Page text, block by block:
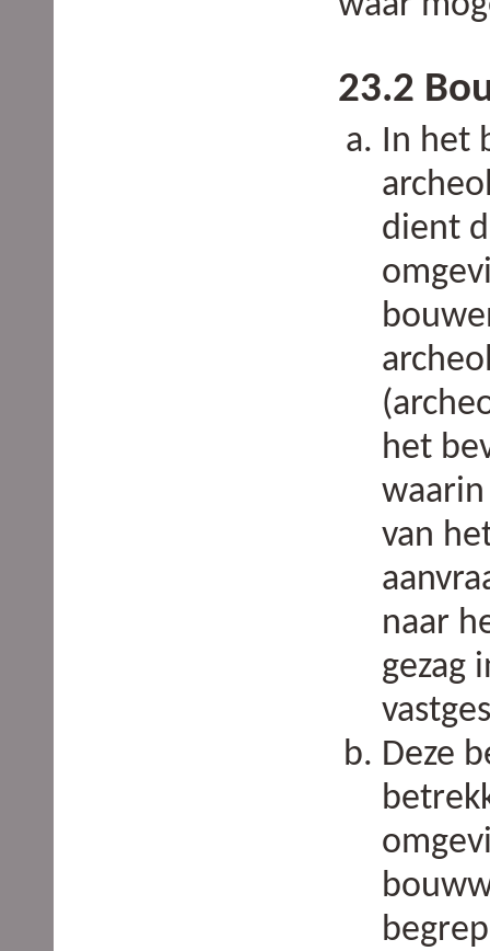
23.2
In het
dient
het
van
naar
gezag
Deze